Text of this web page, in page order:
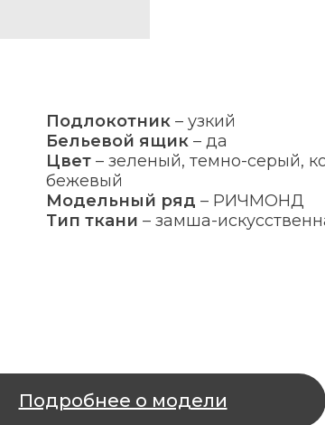
Подлокотник– узкий
Бельевой ящик– да
Цвет– зеленый, темно-серый,
бежевый
Модельный ряд – РИЧМОНД
Тип ткани – замша-
Подробнее о модели